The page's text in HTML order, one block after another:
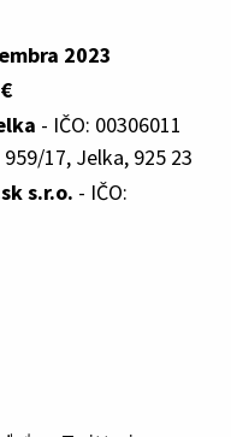
2023
- IČO: 00306011
17, Jelka, 925 23
s.r.o. - IČO: